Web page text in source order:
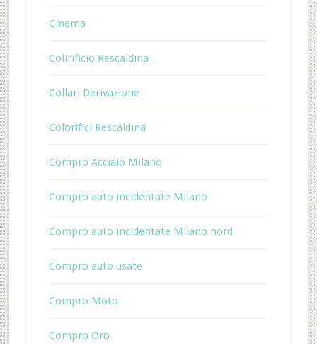
Cinema
Colirificio Rescaldina
Collari Derivazione
Colorifici Rescaldina
Compro Acciaio Milano
Compro auto incidentate Milano
Compro auto incidentate Milano nord
Compro auto usate
Compro Moto
Compro Oro